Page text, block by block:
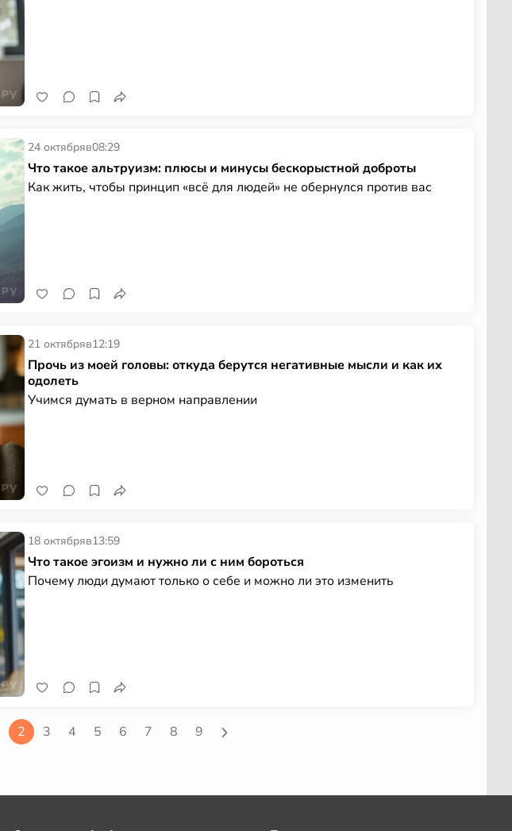
24 октябряв08:29
Что такое альтруизм: плюсы и минусы бескорыстной доброты
Как жить, чтобы принцип «всё для людей» не обернулся против вас
21 октябряв12:19
Прочь из моей головы: откуда берутся негативные мысли и как их
одолеть
Учимся думать в верном направлении
18 октябряв13:59
Что такое эгоизм и нужно ли с ним бороться
Почему люди думают только о себе и можно ли это изменить
2 3 4 5 6 7 8 9